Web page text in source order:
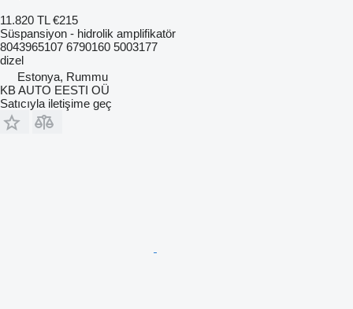
11.820 TL €215
Süspansiyon - hidrolik amplifikatör
8043965107 6790160 5003177
dizel
Estonya, Rummu
KB AUTO EESTI OÜ
Satıcıyla iletişime geç